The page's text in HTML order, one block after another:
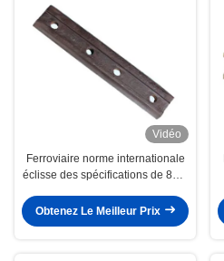
Vidéo
Ferroviaire norme internationale
éclisse des spécifications de 8KG
Obtenez Le Meilleur Prix